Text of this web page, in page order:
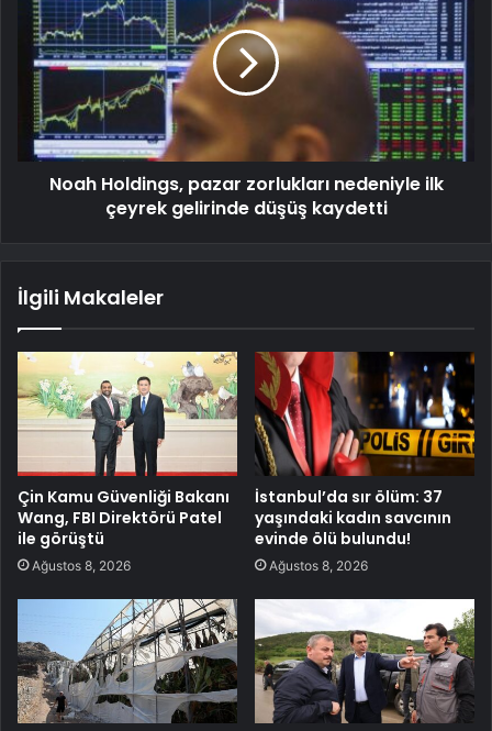
Noah Holdings, pazar zorlukları nedeniyle ilk
çeyrek gelirinde düşüş kaydetti
İlgili Makaleler
Çin Kamu Güvenliği Bakanı
Wang, FBI Direktörü Patel
ile görüştü
Ağustos 8, 2026
İstanbul’da sır ölüm: 37
yaşındaki kadın savcının
evinde ölü bulundu!
Ağustos 8, 2026